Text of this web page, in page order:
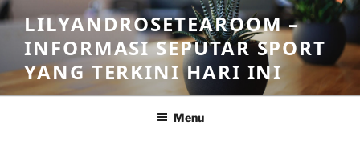
Skip
to
content
LILYANDROSETEAROOM –
INFORMASI SEPUTAR SPORT
YANG TERKINI HARI INI
Menu